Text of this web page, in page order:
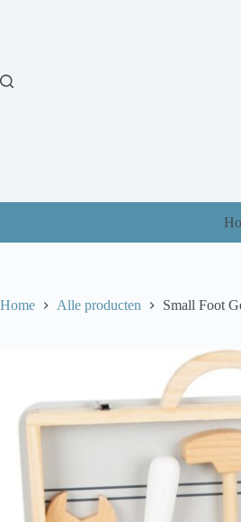
Home Alle producten Small Foot